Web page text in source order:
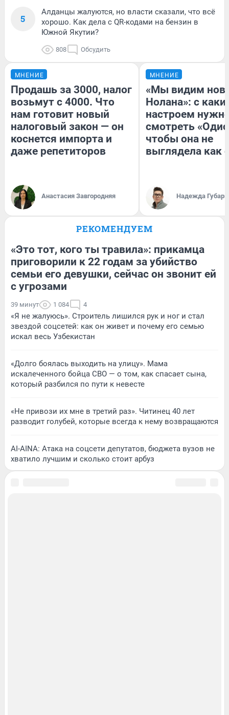
5
Алданцы жалуются, но власти сказали, что всё
хорошо. Как дела с QR-кодами на бензин в
Южной Якутии?
808 Обсудить
МНЕНИЕ
Продашь за 3000, налог
возьмут с 4000. Что
нам готовит новый
налоговый закон — он
коснется импорта и
даже репетиторов
Анастасия Завгородняя
МНЕНИЕ
«Мы видим
Нолана»: с
настроем
смотреть
чтобы она не
выглядела как
Надежда Губарь
РЕКОМЕНДУЕМ
«Это тот, кого ты травила»: прикамца
приговорили к 22 годам за убийство
семьи его девушки, сейчас он звонит ей
с угрозами
39 минут 1 084 4
«Я не жалуюсь». Строитель лишился рук и ног и стал
звездой соцсетей: как он живет и почему его семью
искал весь Узбекистан
«Долго боялась выходить на улицу». Мама
искалеченного бойца СВО — о том, как спасает сына,
который разбился по пути к невесте
«Не привози их мне в третий раз». Читинец 40 лет
разводит голубей, которые всегда к нему возвращаются
AI-AINA: Атака на соцсети депутатов, бюджета вузов не
хватило лучшим и сколько стоит арбуз